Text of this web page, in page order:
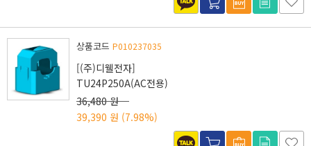
상품코드 P010237035
[(주)디웰전자]
TU24P250A(AC전용)
36,480 원
39,390 원 (7.98%)